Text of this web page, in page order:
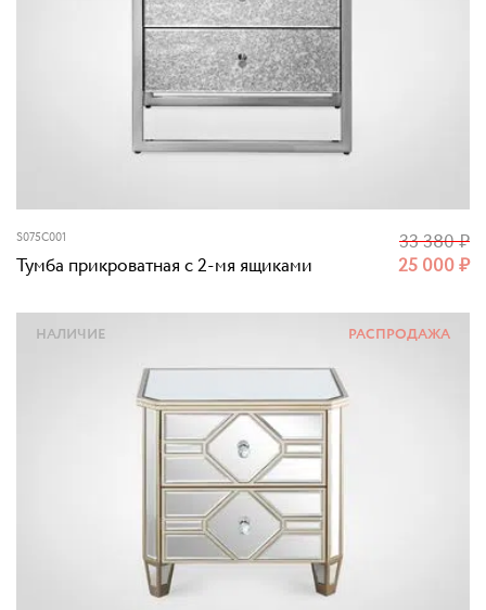
S075C001
Тумба прикроватная с 2-мя ящиками 25 000₽
33 380₽
РАСПРОДАЖА
НАЛИЧИЕ